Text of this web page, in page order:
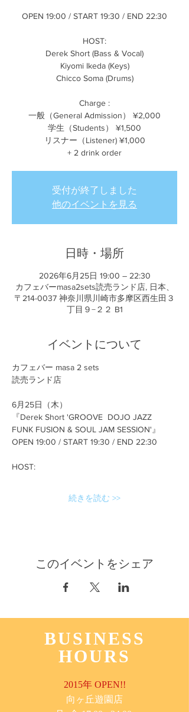
OPEN 19:00 / START 19:30 / END 22:30
HOST:
Derek Short (Bass & Vocal)
Kiyomi Ikeda (Keys)
Chicco Soma (Drums)
Charge :
一般（General Admission） ¥2,000
学生（Students） ¥1,500
リスナー（Listener) ¥1,000
+ 2 drink order
受付が終了しました
他のイベントを見る
日時・場所
2026年6月25日 19:00 – 22:30
カフェバーmasa2sets読売ランド店, 日本、
〒214-0037 神奈川県川崎市多摩区西生田３
丁目９−２２ B1
イベントについて
カフェバー masa 2 sets
読売ランド店
6月25日（木）
『Derek Short 'GROOVE  DOJO JAZZ
FUNK FUSION & SOUL JAM SESSION'』
OPEN 19:00 / START 19:30 / END 22:30
HOST:
続きを読む >>
このイベントをシェア
BUSINESS
HOURS
2015年 OPEN!!
​向ヶ丘遊園店